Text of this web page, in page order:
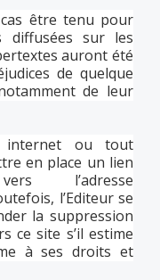
être tenu pour
diffusées sur les
auront été
de quelque
de leur
internet ou tout
en place un lien
l’adresse
l’Editeur se
la suppression
ce site s’il estime
à ses droits et